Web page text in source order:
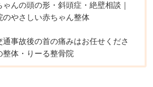
ゃんの頭の形・斜頭症・絶壁相談｜
のやさしい赤ちゃん整体
通事故後の首の痛みはお任せくださ
整体・りーる整骨院